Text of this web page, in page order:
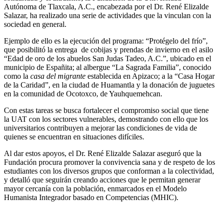
Autónoma de Tlaxcala, A.C., encabezada por el Dr. René Elizalde
Salazar, ha realizado una serie de actividades que la vinculan con la
sociedad en general.
Ejemplo de ello es la ejecución del programa: “Protégelo del frío”,
que posibilitó la entrega de cobijas y prendas de invierno en el asilo
“Edad de oro de los abuelos San Judas Tadeo, A.C.”, ubicado en el
municipio de Españita; al albergue “La Sagrada Familia”, conocido
como la casa del migrante establecida en Apizaco; a la “Casa Hogar
de la Caridad”, en la ciudad de Huamantla y la donación de juguetes
en la comunidad de Ocotoxco, de Yauhquemehcan.
Con estas tareas se busca fortalecer el compromiso social que tiene
la UAT con los sectores vulnerables, demostrando con ello que los
universitarios contribuyen a mejorar las condiciones de vida de
quienes se encuentran en situaciones difíciles.
Al dar estos apoyos, el Dr. René Elizalde Salazar aseguró que la
Fundación procura promover la convivencia sana y de respeto de los
estudiantes con los diversos grupos que conforman a la colectividad,
y detalló que seguirán creando acciones que le permitan generar
mayor cercanía con la población, enmarcados en el Modelo
Humanista Integrador basado en Competencias (MHIC).